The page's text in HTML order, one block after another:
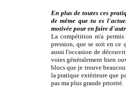
En plus de toutes ces
de même que tu es
motivée pour en faire
La compétition m'a permis
pression, que se soit en ce
aussi l'occasion de
voies généralement bien
blocs que je trouve
la pratique extérieure que
pas ma plus grande priorité.